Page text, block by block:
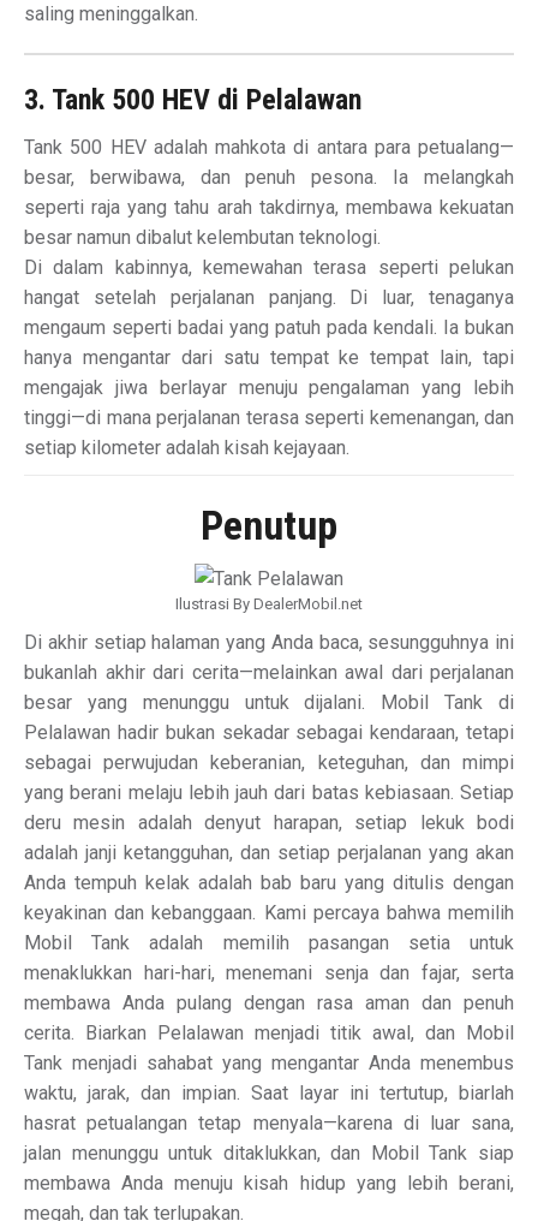
saling meninggalkan.
3. Tank 500 HEV di Pelalawan
Tank 500 HEV adalah mahkota di antara para petualang—
besar, berwibawa, dan penuh pesona. Ia melangkah
seperti raja yang tahu arah takdirnya, membawa kekuatan
besar namun dibalut kelembutan teknologi.
Di dalam kabinnya, kemewahan terasa seperti pelukan
hangat setelah perjalanan panjang. Di luar, tenaganya
mengaum seperti badai yang patuh pada kendali. Ia bukan
hanya mengantar dari satu tempat ke tempat lain, tapi
mengajak jiwa berlayar menuju pengalaman yang lebih
tinggi—di mana perjalanan terasa seperti kemenangan, dan
setiap kilometer adalah kisah kejayaan.
Penutup
Ilustrasi By DealerMobil.net
Di akhir setiap halaman yang Anda baca, sesungguhnya ini
bukanlah akhir dari cerita—melainkan awal dari perjalanan
besar yang menunggu untuk dijalani. Mobil Tank di
Pelalawan hadir bukan sekadar sebagai kendaraan, tetapi
sebagai perwujudan keberanian, keteguhan, dan mimpi
yang berani melaju lebih jauh dari batas kebiasaan. Setiap
deru mesin adalah denyut harapan, setiap lekuk bodi
adalah janji ketangguhan, dan setiap perjalanan yang akan
Anda tempuh kelak adalah bab baru yang ditulis dengan
keyakinan dan kebanggaan. Kami percaya bahwa memilih
Mobil Tank adalah memilih pasangan setia untuk
menaklukkan hari-hari, menemani senja dan fajar, serta
membawa Anda pulang dengan rasa aman dan penuh
cerita. Biarkan Pelalawan menjadi titik awal, dan Mobil
Tank menjadi sahabat yang mengantar Anda menembus
waktu, jarak, dan impian. Saat layar ini tertutup, biarlah
hasrat petualangan tetap menyala—karena di luar sana,
jalan menunggu untuk ditaklukkan, dan Mobil Tank siap
membawa Anda menuju kisah hidup yang lebih berani,
megah, dan tak terlupakan.